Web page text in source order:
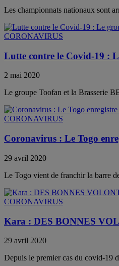
Les championnats nationaux sont
CORONAVIRUS
Lutte contre le Covid-19 :
2 mai 2020
Le groupe Toofan et la Brasserie
CORONAVIRUS
Coronavirus : Le Togo
29 avril 2020
Le Togo vient de franchir la barre
CORONAVIRUS
Kara : DES BONNES
29 avril 2020
Depuis le premier cas du covid-19